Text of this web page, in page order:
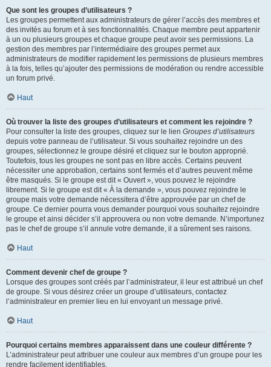
Que sont les groupes d’utilisateurs ?
Les groupes permettent aux administrateurs de gérer l’accès des membres et
des invités au forum et à ses fonctionnalités. Chaque membre peut appartenir
à un ou plusieurs groupes et chaque groupe peut avoir ses permissions. La
gestion des membres par l’intermédiaire des groupes permet aux
administrateurs de modifier rapidement les permissions de plusieurs membres
à la fois, telles qu’ajouter des permissions de modération ou rendre accessible
un forum privé.
Haut
Où trouver la liste des groupes d’utilisateurs et comment les rejoindre ?
Pour consulter la liste des groupes, cliquez sur le lien Groupes d’utilisateurs
depuis votre panneau de l’utilisateur. Si vous souhaitez rejoindre un des
groupes, sélectionnez le groupe désiré et cliquez sur le bouton approprié.
Toutefois, tous les groupes ne sont pas en libre accès. Certains peuvent
nécessiter une approbation, certains sont fermés et d’autres peuvent même
être masqués. Si le groupe est dit « Ouvert », vous pouvez le rejoindre
librement. Si le groupe est dit « À la demande », vous pouvez rejoindre le
groupe mais votre demande nécessitera d’être approuvée par un chef de
groupe. Ce dernier pourra vous demander pourquoi vous souhaitez rejoindre
le groupe et ainsi décider s’il approuvera ou non votre demande. N’importunez
pas le chef de groupe s’il annule votre demande, il a sûrement ses raisons.
Haut
Comment devenir chef de groupe ?
Lorsque des groupes sont créés par l’administrateur, il leur est attribué un chef
de groupe. Si vous désirez créer un groupe d’utilisateurs, contactez
l’administrateur en premier lieu en lui envoyant un message privé.
Haut
Pourquoi certains membres apparaissent dans une couleur différente ?
L’administrateur peut attribuer une couleur aux membres d’un groupe pour les
rendre facilement identifiables.